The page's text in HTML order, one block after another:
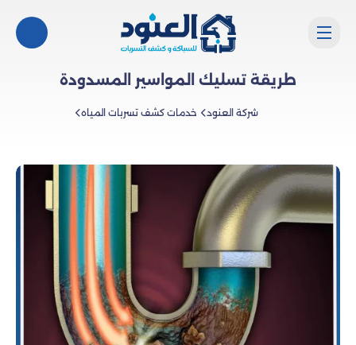
طريقة تسليك المواسير المسدودة
شركة العنود خدمات كشف تسربات المياه